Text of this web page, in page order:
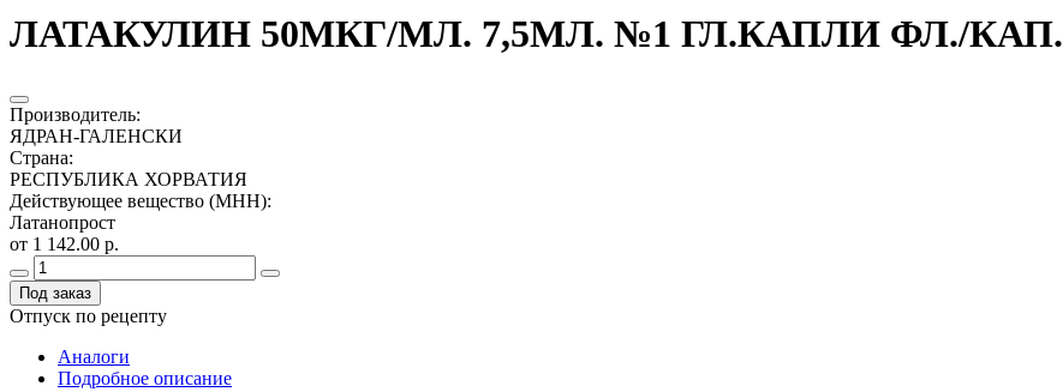
ЛАТАКУЛИН 50МКГ/МЛ. 7,5МЛ. №1 ГЛ.КАПЛИ ФЛ./КАП.
Производитель:
ЯДРАН-ГАЛЕНСКИ
Страна:
РЕСПУБЛИКА ХОРВАТИЯ
Действующее вещество (МНН):
Латанопрост
от 1 142.00 р.
Под заказ
Отпуск по рецепту
Аналоги
Подробное описание